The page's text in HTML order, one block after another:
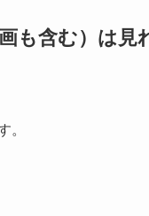
も含む）は見
。